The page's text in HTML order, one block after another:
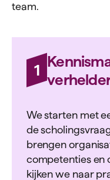
team.
1
We starten met
de
brengen
competenties en
kijken we naar